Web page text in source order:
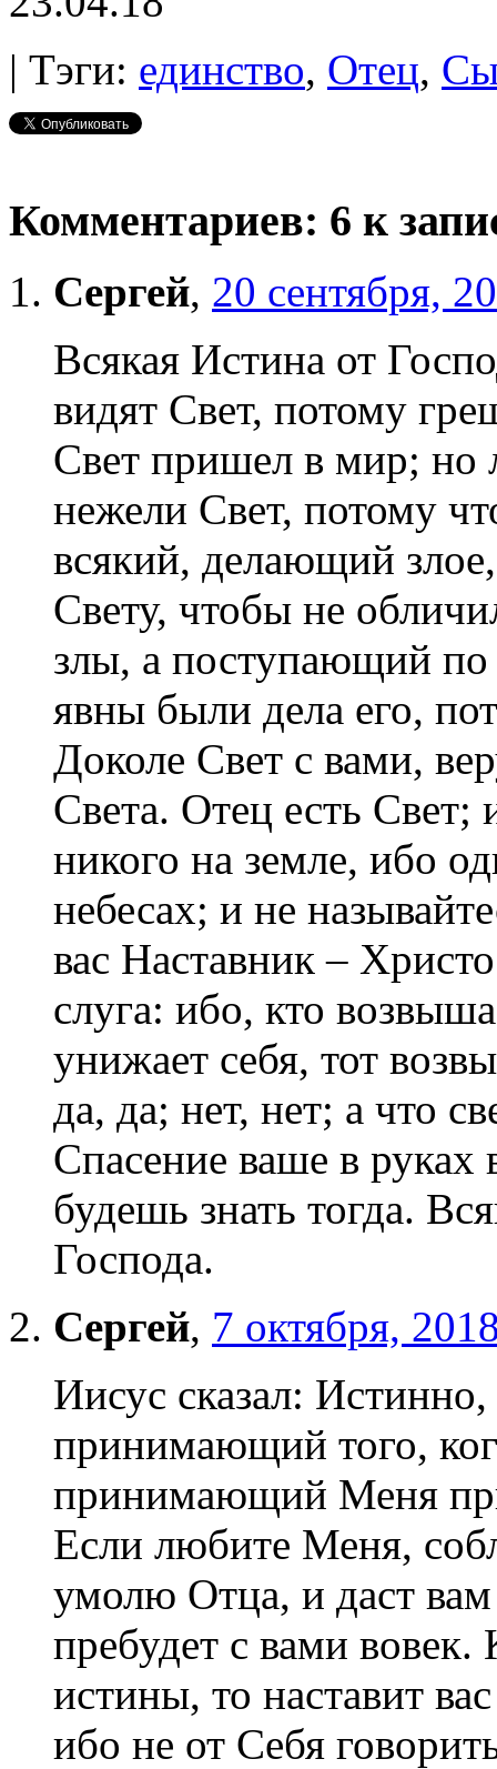
| Тэги: единство, Отец,
Комментариев: 6 к
Сергей, 20 сентября,
Всякая Истина от
видят Свет, потому
Свет пришел в мир; но
нежели Свет, потому
всякий, делающий
Свету, чтобы не
злы, а поступающий по
явны были дела его,
Доколе Свет с вами,
Света. Отец есть Свет;
никого на земле, ибо
небесах; и не
вас Наставник –
слуга: ибо, кто
унижает себя, тот
да, да; нет, нет; а что
Спасение ваше в
будешь знать тогда.
Господа.
Сергей, 7 октября,
Иисус сказал:
принимающий того,
принимающий Меня
Если любите Меня,
умолю Отца, и даст
пребудет с вами
истины, то наставит
ибо не от Себя